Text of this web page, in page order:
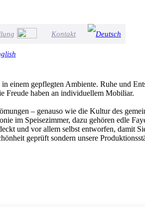
Kontakt
einem gepflegten Ambiente. Ruhe und
Freude haben an individuellem Mobiliar.
– genauso wie die Kultur des
im Speisezimmer, dazu gehören edle
und vor allem selbst entworfen, damit
geprüft sondern unsere